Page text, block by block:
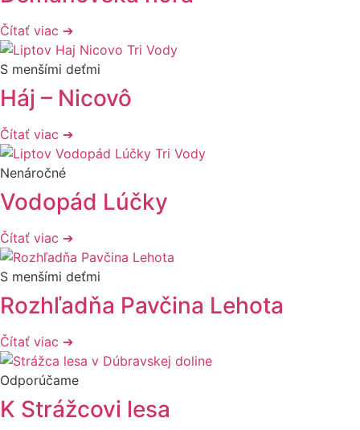
Čítať viac ➔
S menšími deťmi
Háj – Nicovô
Čítať viac ➔
Nenáročné
Vodopád Lúčky
Čítať viac ➔
S menšími deťmi
Rozhľadňa Pavčina Lehota
Čítať viac ➔
Odporúčame
K Strážcovi lesa